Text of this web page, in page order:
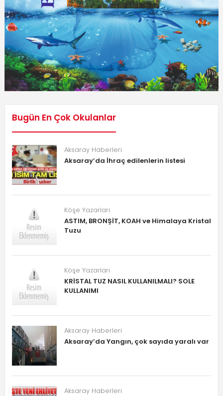
Bugün En Çok Okulanlar
Aksaray Haberleri
Aksaray’da İhraç edilenlerin listesi
Köşe Yazarları
ASTIM, BRONŞİT, KOAH ve Himalaya Kristal
Tuzu
Köşe Yazarları
KRİSTAL TUZ NASIL KULLANILMALI? SOLE
KULLANIMI
Aksaray Haberleri
Aksaray’da Yangın, çok sayıda yaralı var
Aksaray Haberleri